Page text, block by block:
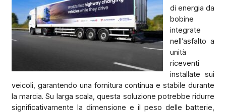
di energia da
bobine
integrate
nell’asfalto a
unità
riceventi
installate sui
veicoli, garantendo una fornitura continua e stabile durante
la marcia. Su larga scala, questa soluzione potrebbe ridurre
significativamente la dimensione e il peso delle batterie,